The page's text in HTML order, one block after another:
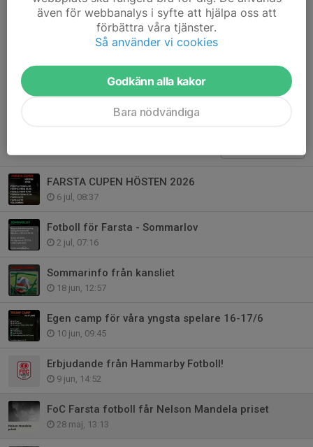
uppmärksamhet.
Låt oss fortsätta denna resa!
Dela nyhet
FARSTA CUPEN HÖSTEN 2026
6 jul, 08:37
Fotboll för Farsta - Sommarlov
2 jul, 07:16
Sommarinfo från kansliet
18 jun, 12:57
Egen camp för våra yngsta spelare 16-17/6
10 jun, 09:45
Erbjudande från Hammarby Fotboll!
9 jun, 14:52
FoC Farsta fotboll får Nelson Mandela priset
28 maj, 13:13
även för webbanalys i syfte att hjälpa oss att
förbättra våra tjänster.
Så använder vi cookies
Godkänn alla kakor
Bara nödvändiga